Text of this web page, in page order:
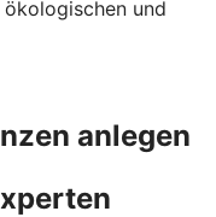
und
anlegen